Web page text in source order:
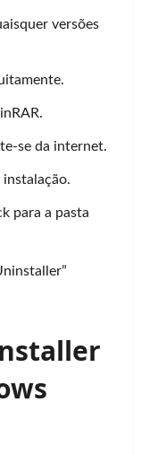
versões
se da internet.
instalação.
para a pasta